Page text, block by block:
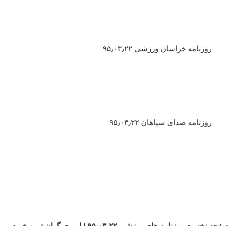
روزنامه خراسان ورزشی ۹۵٫۰۳٫۲۲
روزنامه صدای سپاهان ۹۵٫۰۳٫۲۲